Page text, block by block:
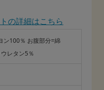
の詳細はこちら
ン100％ お腹部分=綿
レタン5％